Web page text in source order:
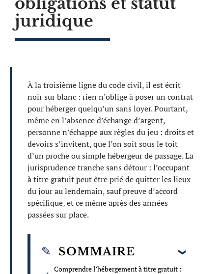
juridique
À la troisième ligne du code civil, il est écrit
noir sur blanc : rien n’oblige à poser un contrat
pour héberger quelqu’un sans loyer. Pourtant,
même en l’absence d’échange d’argent,
personne n’échappe aux règles du jeu : droits et
devoirs s’invitent, que l’on soit sous le toit
d’un proche ou simple hébergeur de passage. La
jurisprudence tranche sans détour : l’occupant
à titre gratuit peut être prié de quitter les lieux
du jour au lendemain, sauf preuve d’accord
spécifique, et ce même après des années
passées sur place.
SOMMAIRE
Comprendre l’hébergement à titre gratuit :